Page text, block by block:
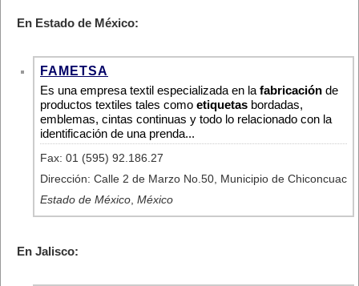
En Estado de México:
FAMETSA
Es una empresa textil especializada en la fabricación de
productos textiles tales como etiquetas bordadas,
emblemas, cintas continuas y todo lo relacionado con la
identificación de una prenda...
Fax: 01 (595) 92.186.27
Dirección: Calle 2 de Marzo No.50, Municipio de Chiconcuac
Estado de México México
En Jalisco: